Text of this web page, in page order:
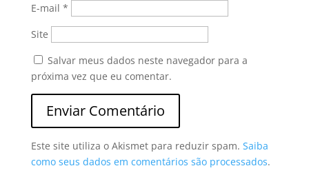
E-mail *
Site
Salvar meus dados neste navegador para a
próxima vez que eu comentar.
Este site utiliza o Akismet para reduzir spam. Saiba
como seus dados em comentários são processados.